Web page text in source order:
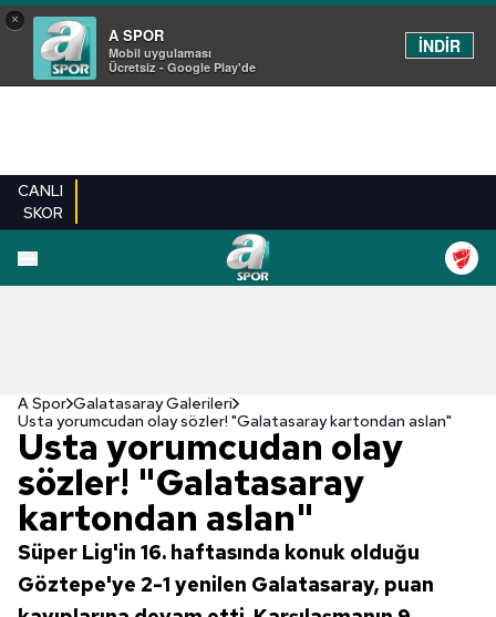
×
A SPOR
Mobil uygulaması
Ücretsiz - Google Play'de
İNDİR
CANLI
SKOR
EN YENILER
A Spor Galatasaray Galerileri
Usta yorumcudan olay sözler! "Galatasaray kartondan aslan"
Usta yorumcudan olay
sözler! "Galatasaray
kartondan aslan"
Süper Lig'in 16. haftasında konuk olduğu
Göztepe'ye 2-1 yenilen Galatasaray, puan